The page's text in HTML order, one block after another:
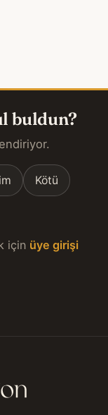
buldun?
Kötü
için üye girişi